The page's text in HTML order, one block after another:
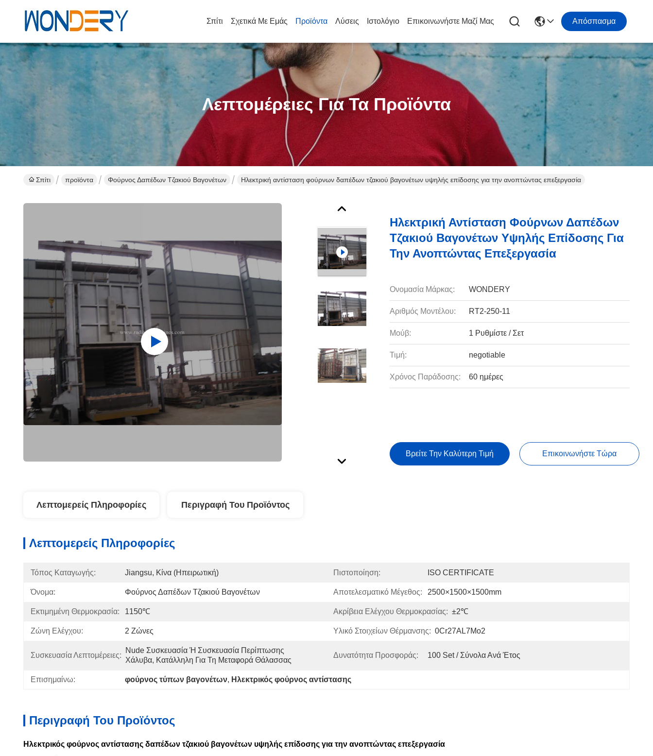
Σπίτι Σχετικά Με Εμάς Προϊόντα Λύσεις Ιστολόγιο Επικοινωνήστε Μαζί Μας Απόσπασμα
Λεπτομέρειες Για Τα Προϊόντα
Σπίτι προϊόντα Φούρνος Δαπέδων Τζακιού Βαγονέτων Ηλεκτρική αντίσταση φούρνων δαπέδων τζακιού βαγονέτων υψηλής επίδοσης για την ανοπτώντας επεξεργασία
Ηλεκτρική Αντίσταση Φούρνων Δαπέδων
Τζακιού Βαγονέτων Υψηλής Επίδοσης Για
Την Ανοπτώντας Επεξεργασία
Ονομασία Μάρκας: WONDERY
Αριθμός Μοντέλου: RT2-250-11
Μούβ: 1 Ρυθμίστε / Σετ
Τιμή: negotiable
Χρόνος Παράδοσης: 60 ημέρες
Βρείτε Την Καλύτερη Τιμή Επικοινωνήστε Τώρα
Λεπτομερείς Πληροφορίες Περιγραφή Του Προϊόντος
Λεπτομερείς Πληροφορίες
Τόπος Καταγωγής: Jiangsu, Κίνα (Ηπειρωτική) Πιστοποίηση: ISO CERTIFICATE
Όνομα: Φούρνος Δαπέδων Τζακιού Βαγονέτων Αποτελεσματικό Μέγεθος: 2500×1500×1500mm
Εκτιμημένη Θερμοκρασία: 1150℃ Ακρίβεια Ελέγχου Θερμοκρασίας: ±2℃
Ζώνη Ελέγχου: 2 Ζώνες Υλικό Στοιχείων Θέρμανσης: 0Cr27AL7Mo2
Συσκευασία Λεπτομέρειες:
Nude Συσκευασία Ή Συσκευασία Περίπτωσης
Χάλυβα, Κατάλληλη Για Τη Μεταφορά Θάλασσας
Δυνατότητα Προσφοράς: 100 Set / Σύνολα Ανά Έτος
Επισημαίνω: φούρνος τύπων βαγονέτων, Ηλεκτρικός φούρνος αντίστασης
Περιγραφή Του Προϊόντος
Ηλεκτρικός φούρνος αντίστασης δαπέδων τζακιού βαγονέτων υψηλής επίδοσης για την ανοπτώντας επεξεργασία